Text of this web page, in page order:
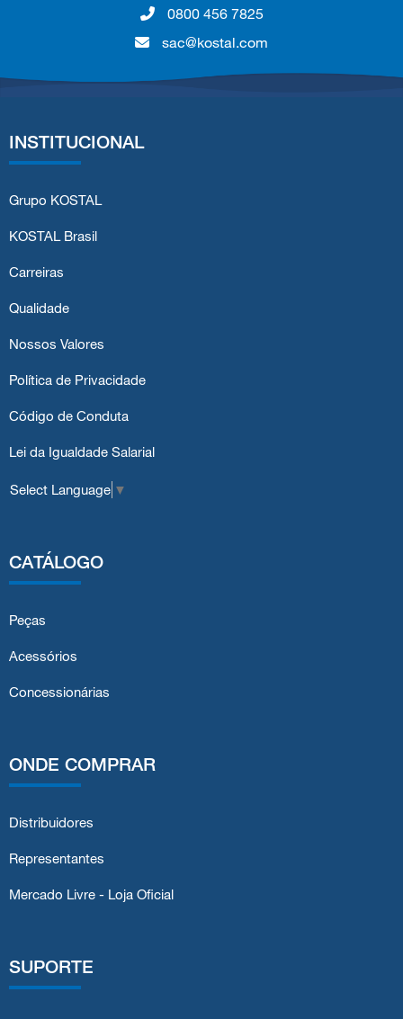
0800 456 7825
sac@kostal.com
INSTITUCIONAL
Grupo KOSTAL
KOSTAL Brasil
Carreiras
Qualidade
Nossos Valores
Política de Privacidade
Código de Conduta
Lei da Igualdade Salarial
Select Language ▼
CATÁLOGO
Peças
Acessórios
Concessionárias
ONDE COMPRAR
Distribuidores
Representantes
Mercado Livre - Loja Oficial
SUPORTE